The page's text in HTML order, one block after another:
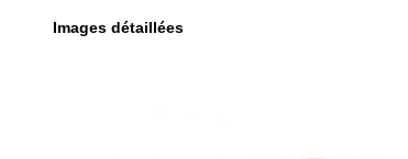
Images détaillées